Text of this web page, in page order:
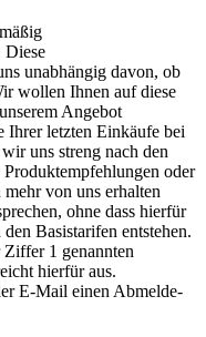
Diese
unabhängig davon, ob
wollen Ihnen auf diese
Angebot
Ihrer letzten Einkäufe bei
uns streng nach den
oder
von uns erhalten
ohne dass hierfür
Basistarifen entstehen.
1 genannten
hierfür aus.
E-Mail einen Abmelde-